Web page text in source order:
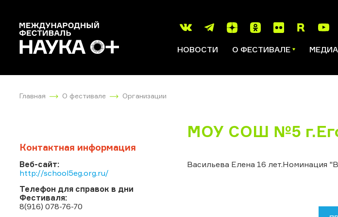
НОВОСТИ О ФЕСТИВАЛЕ
Главная О фестивале Организации
Контактная информация
Веб-сайт:
http://school5eg.org.ru/
Телефон для справок в дни
Фестиваля:
8(916) 078-76-70
МОУ СОШ №5
Васильева Елена 16 лет.Номинация